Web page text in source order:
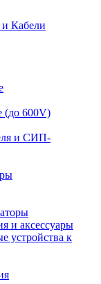
Кабели
(до 600V)
и СИП-
и аксессуары
устройства к